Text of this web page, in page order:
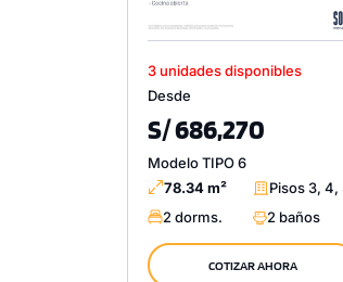
3 unidades disponibles
Desde
S/ 686,270
Modelo TIPO 6
78.34 m²
Pisos 3, 4,
2 dorms.
2 baños
COTIZAR AHORA